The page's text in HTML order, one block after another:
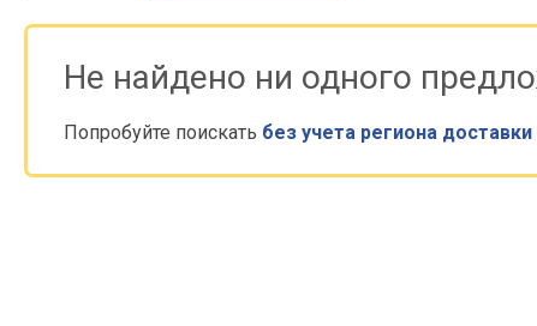
Не найдено ни одного
Попробуйте поискать без учета региона доставки